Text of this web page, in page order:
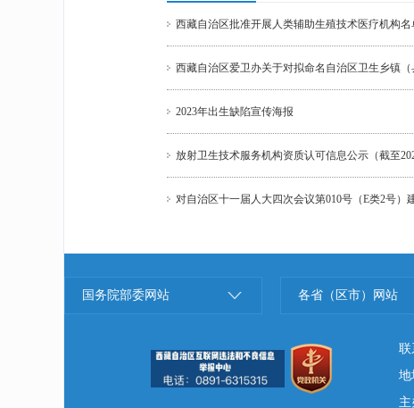
西藏自治区批准开展人类辅助生殖技术医疗机构名
西藏自治区爱卫办关于对拟命名自治区卫生乡镇
2023年出生缺陷宣传海报
放射卫生技术服务机构资质认可信息公示（截至
对自治区十一届人大四次会议第010号（E类2号）
国务院部委网站 各省（区市）网站
联